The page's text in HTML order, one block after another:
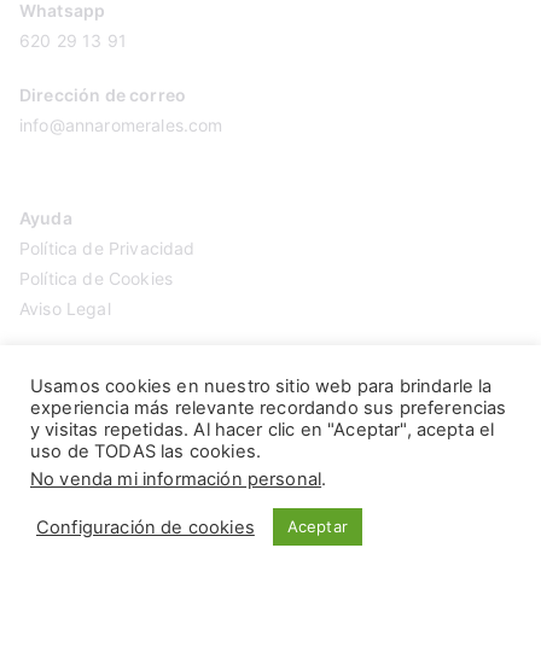
Whatsapp
620 29 13 91
Dirección de correo
info@annaromerales.com
Ayuda
Política de Privacidad
Política de Cookies
Aviso Legal
Usamos cookies en nuestro sitio web para brindarle la
experiencia más relevante recordando sus preferencias
y visitas repetidas. Al hacer clic en "Aceptar", acepta el
uso de TODAS las cookies.
No venda mi información personal.
Configuración de cookies Aceptar